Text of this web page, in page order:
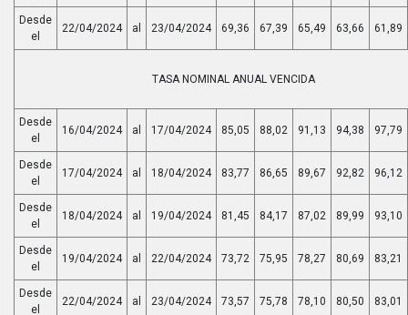
Desde
el
22/04/2024 al 23/04/2024 69,36 67,39 65,49 63,66 61,89
TASA NOMINAL ANUAL VENCIDA
Desde
el
16/04/2024 al 17/04/2024 85,05 88,02 91,13 94,38 97,79
Desde
el
17/04/2024 al 18/04/2024 83,77 86,65 89,67 92,82 96,12
Desde
el
18/04/2024 al 19/04/2024 81,45 84,17 87,02 89,99 93,10
Desde
el
19/04/2024 al 22/04/2024 73,72 75,95 78,27 80,69 83,21
Desde
el
22/04/2024 al 23/04/2024 73,57 75,78 78,10 80,50 83,01